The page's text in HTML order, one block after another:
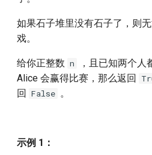
319
318
85
84
如果石子堆里没有石子了，则
戏。
给你正整数 n
，且已知两个人
Alice 会赢得比赛，那么返回
回
False 。
示例 1：